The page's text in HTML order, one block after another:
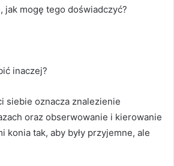
jak mogę tego doświadczyć?
inaczej?
siebie oznacza znalezienie
oraz obserwowanie i kierowanie
konia tak, aby były przyjemne, ale